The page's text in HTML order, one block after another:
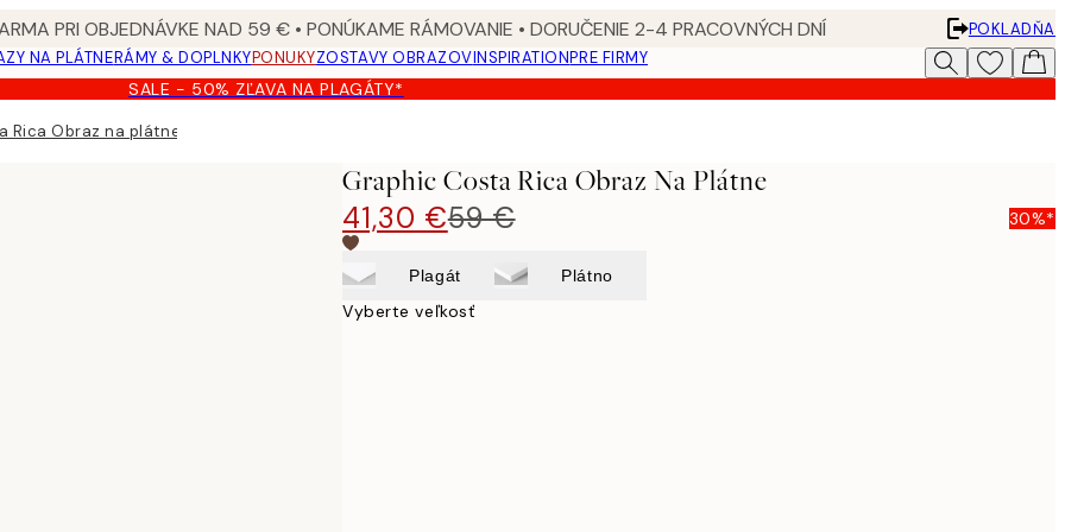
PRI OBJEDNÁVKE NAD 59 € • PONÚKAME RÁMOVANIE • DORUČENIE 2-4 PRACOVNÝCH DNÍ
POKLADŇA
NA PLÁTNERÁMY & DOPLNKYPONUKYZOSTAVY OBRAZOVINSPIRATIONPRE FIRMY
SALE - 50% ZĽAVA NA PLAGÁTY*
Rica Obraz na plátne
Graphic Costa Rica Obraz Na Plátne
41,30 €59 € 30%*
Plagát Plátno
Vyberte veľkosť